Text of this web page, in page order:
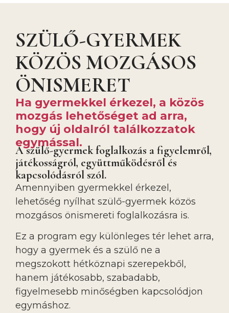
SZÜLŐ-GYERMEK
KÖZÖS MOZGÁSOS
ÖNISMERET
Ha gyermekkel érkezel, a közös
mozgás lehetőséget ad arra,
hogy új oldalról találkozzatok
egymással.
A szülő-gyermek foglalkozás a figyelemről,
játékosságról, együttműködésről és
kapcsolódásról szól.
Amennyiben gyermekkel érkezel,
lehetőség nyílhat szülő-gyermek közös
mozgásos önismereti foglalkozásra is.
Ez a program egy különleges tér lehet arra,
hogy a gyermek és a szülő ne a
megszokott hétköznapi szerepekből,
hanem játékosabb, szabadabb,
figyelmesebb minőségben kapcsolódjon
egymáshoz.